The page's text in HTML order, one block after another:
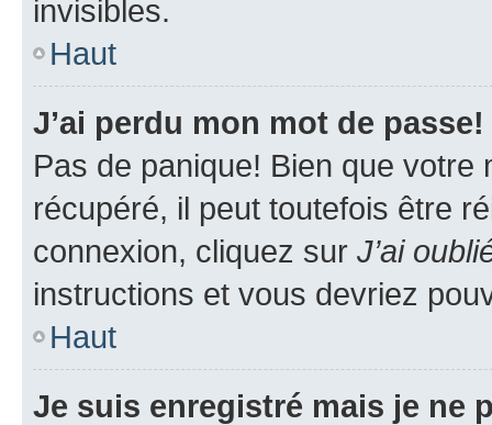
invisibles.
Haut
J’ai perdu mon mot de passe!
Pas de panique! Bien que
récupéré, il peut toutefois être
connexion, cliquez sur J’ai
instructions et vous devriez
Haut
Je suis enregistré mais je ne